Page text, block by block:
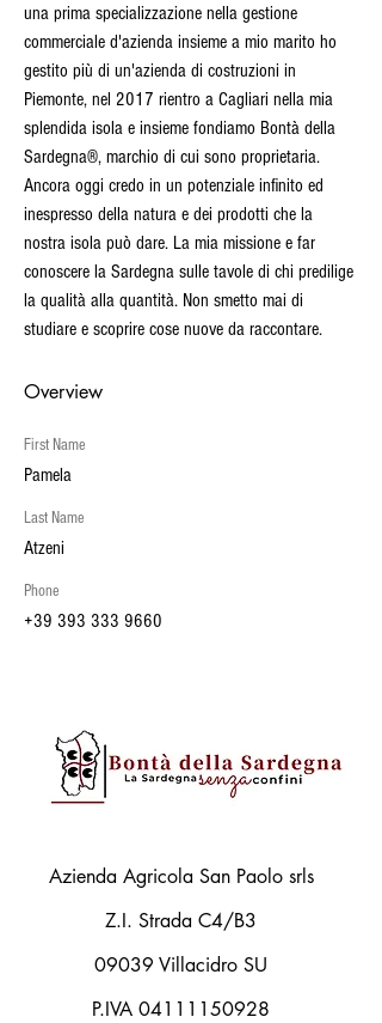
una prima specializzazione nella gestione
commerciale d'azienda insieme a mio marito ho
gestito più di un'azienda di costruzioni in
Piemonte, nel 2017 rientro a Cagliari nella mia
splendida isola e insieme fondiamo Bontà della
Sardegna®, marchio di cui sono proprietaria.
Ancora oggi credo in un potenziale infinito ed
inespresso della natura e dei prodotti che la
nostra isola può dare. La mia missione e far
conoscere la Sardegna sulle tavole di chi predilige
la qualità alla quantità. Non smetto mai di
studiare e scoprire cose nuove da raccontare.
Overview
First Name
Pamela
Last Name
Atzeni
Phone
+39 393 333 9660
Azienda Agricola San Paolo srls
Z.I. Strada C4/B3
09039 Villacidro SU
P.IVA 04111150928